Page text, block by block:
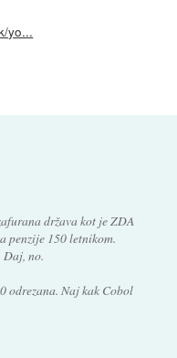
yo...
država kot je ZDA
penzije 150 letnikom.
Daj, no.
odrezana. Naj kak Cobol